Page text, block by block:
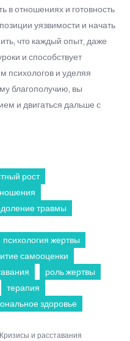
в отношениях и готовность
уязвимости и начать
что каждый опыт, даже
и способствует
психологов и уделяя
благополучию, вы
и двигаться дальше с
рост
травмы
психология жертвы
самооценки
роль жертвы
терапия
здоровье
Кризисы и расставания